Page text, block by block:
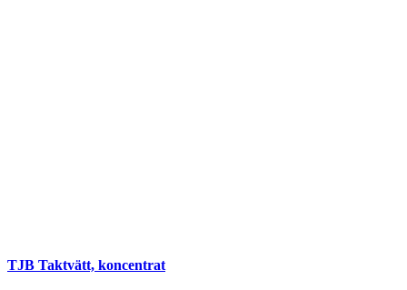
TJB Taktvätt, koncentrat